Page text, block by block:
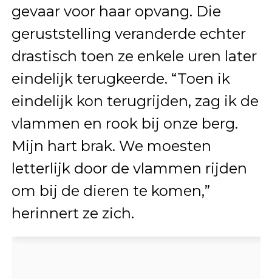
gevaar voor haar opvang. Die
geruststelling veranderde echter
drastisch toen ze enkele uren later
eindelijk terugkeerde. “Toen ik
eindelijk kon terugrijden, zag ik de
vlammen en rook bij onze berg.
Mijn hart brak. We moesten
letterlijk door de vlammen rijden
om bij de dieren te komen,”
herinnert ze zich.